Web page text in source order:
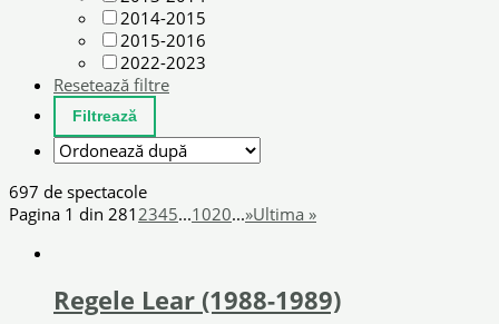
2014-2015
2015-2016
2022-2023
Resetează filtre
697 de spectacole
Pagina 1 din 281 2345...1020...»Ultima »
Regele Lear (1988-1989)